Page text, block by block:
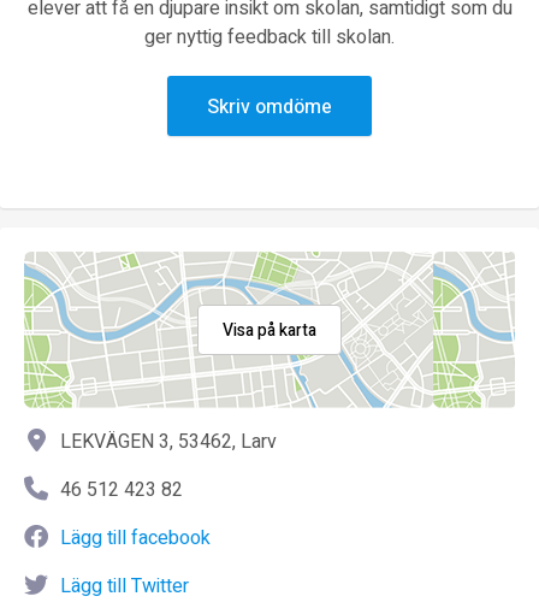
elever att få en djupare insikt om skolan, samtidigt som du
ger nyttig feedback till skolan.
Skriv omdöme
Visa på karta
LEKVÄGEN 3, 53462, Larv
46 512 423 82
Lägg till facebook
Lägg till Twitter